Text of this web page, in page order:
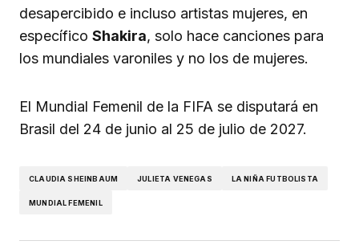
desapercibido e incluso artistas mujeres, en
específico Shakira, solo hace canciones para
los mundiales varoniles y no los de mujeres.
El Mundial Femenil de la FIFA se disputará en
Brasil del 24 de junio al 25 de julio de 2027.
CLAUDIA SHEINBAUM JULIETA VENEGAS LA NIÑA FUTBOLISTA
MUNDIAL FEMENIL